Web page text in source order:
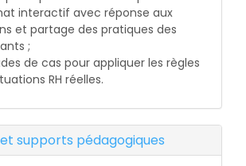
interactif avec réponse aux
et partage des pratiques des
;
de cas pour appliquer les règles
RH réelles.
supports pédagogiques